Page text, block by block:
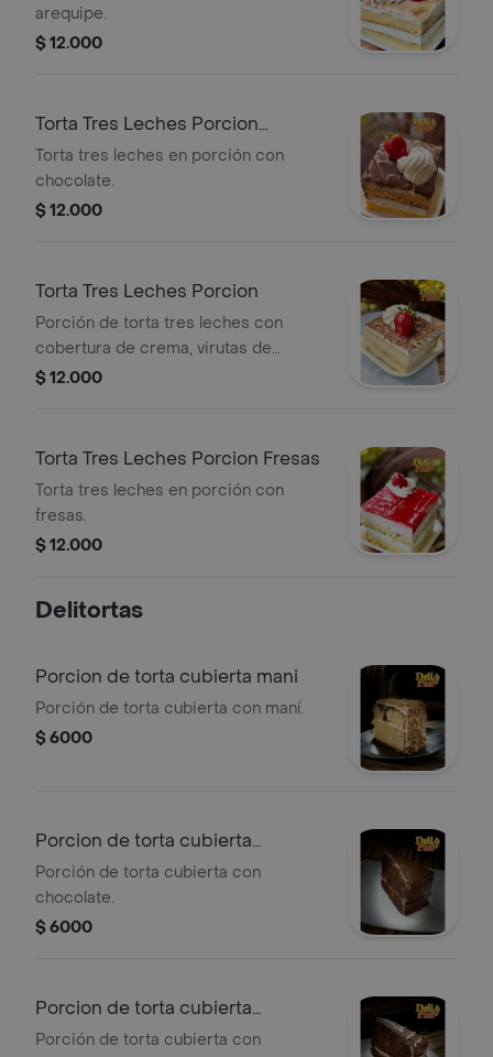
arequipe.
$ 12.000
Torta Tres Leches Porcion
Chocolate
Torta tres leches en porción con
chocolate.
$ 12.000
Torta Tres Leches Porcion
Porción de torta tres leches con
cobertura de crema, virutas de
chocolate y fresa.
$ 12.000
Torta Tres Leches Porcion Fresas
Torta tres leches en porción con
fresas.
$ 12.000
Delitortas
Porcion de torta cubierta mani
Porción de torta cubierta con maní.
$ 6000
Porcion de torta cubierta
chocolate
Porción de torta cubierta con
chocolate.
$ 6000
Porcion de torta cubierta
chocolate bco
Porción de torta cubierta con